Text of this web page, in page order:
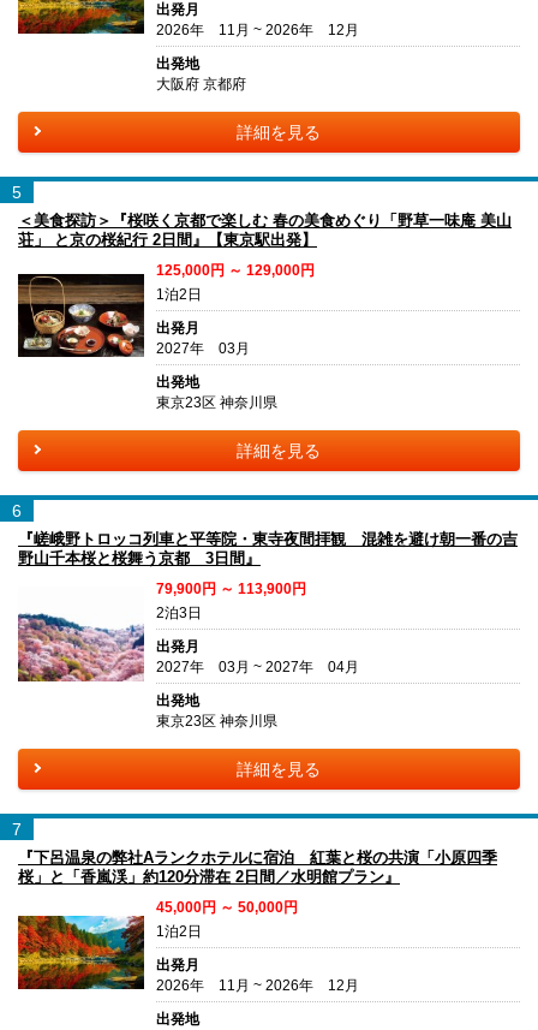
出発月
2026年 11月 ~ 2026年 12月
出発地
大阪府 京都府
詳細を見る
5
＜美食探訪＞『桜咲く京都で楽しむ 春の美食めぐり「野草一味庵 美山
荘」 と京の桜紀行 2日間』【東京駅出発】
125,000円 ～ 129,000円
1泊2日
出発月
2027年 03月
出発地
東京23区 神奈川県
詳細を見る
6
『嵯峨野トロッコ列車と平等院・東寺夜間拝観 混雑を避け朝一番の吉
野山千本桜と桜舞う京都 3日間』
79,900円 ～ 113,900円
2泊3日
出発月
2027年 03月 ~ 2027年 04月
出発地
東京23区 神奈川県
詳細を見る
7
『下呂温泉の弊社Aランクホテルに宿泊 紅葉と桜の共演「小原四季
桜」と「香嵐渓」約120分滞在 2日間／水明館プラン』
45,000円 ～ 50,000円
1泊2日
出発月
2026年 11月 ~ 2026年 12月
出発地